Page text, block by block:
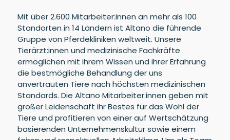
Mit über 2.600 Mitarbeiter:innen an mehr als 100
Standorten in 14 Ländern ist Altano die führende
Gruppe von Pferdekliniken weltweit. Unsere
Tierärzt:innen und medizinische Fachkräfte
ermöglichen mit ihrem Wissen und ihrer Erfahrung
die bestmögliche Behandlung der uns
anvertrauten Tiere nach höchsten medizinischen
Standards. Die Altano Mitarbeiter:innen geben mit
großer Leidenschaft ihr Bestes für das Wohl der
Tiere und profitieren von einer auf Wertschätzung
basierenden Unternehmenskultur sowie einem